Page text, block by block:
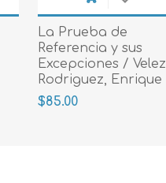
La Prueba de
Referencia y sus
Excepciones / Velez
Rodriguez, Enrique
2018
$85.00